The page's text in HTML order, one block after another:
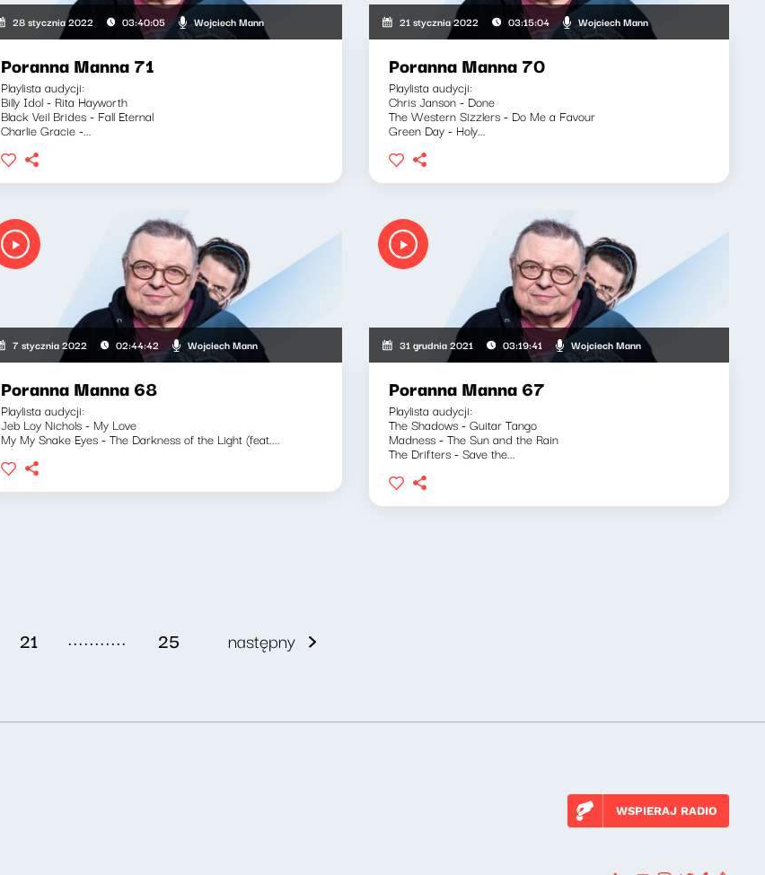
28 stycznia 2022 03:40:05 Wojciech Mann
Poranna Manna 71
Playlista audycji:
Billy Idol - Rita Hayworth
Black Veil Brides - Fall Eternal
Charlie Gracie -...
21 stycznia 2022 03:15:04 Wojciech Mann
Poranna Manna 70
Playlista audycji:
Chris Janson - Done
The Western Sizzlers - Do Me a Favour
Green Day - Holy...
7 stycznia 2022 02:44:42 Wojciech Mann
Poranna Manna 68
Playlista audycji:
Jeb Loy Nichols - My Love
My My Snake Eyes - The Darkness of the Light (feat....
31 grudnia 2021 03:19:41 Wojciech Mann
Poranna Manna 67
Playlista audycji:
The Shadows - Guitar Tango
Madness - The Sun and the Rain
The Drifters - Save the...
21 ........... 25 następny
WSPIERAJ RADIO